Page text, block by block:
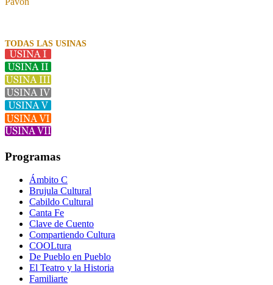
TODAS LAS USINAS
Programas
Ámbito C
Brujula Cultural
Cabildo Cultural
Canta Fe
Clave de Cuento
Compartiendo Cultura
COOLtura
De Pueblo en Pueblo
El Teatro y la Historia
Familiarte